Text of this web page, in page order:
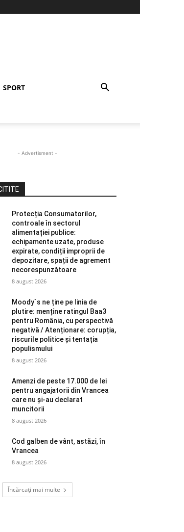
SPORT
- Advertisment -
Protecția Consumatorilor,
controale în sectorul
alimentației publice:
echipamente uzate, produse
expirate, condiții improprii de
depozitare, spații de agrement
necorespunzătoare
8 august 2026
Moody`s ne ține pe linia de
plutire: menține ratingul Baa3
pentru România, cu perspectivă
negativă / Atenționare: corupția,
riscurile politice și tentația
populismului
8 august 2026
Amenzi de peste 17.000 de lei
pentru angajatorii din Vrancea
care nu și-au declarat
muncitorii
8 august 2026
Cod galben de vânt, astăzi, în
Vrancea
8 august 2026
Încărcați mai multe